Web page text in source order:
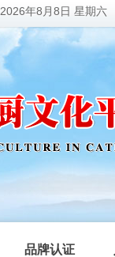
2026年8月8日 星期六
品牌认证